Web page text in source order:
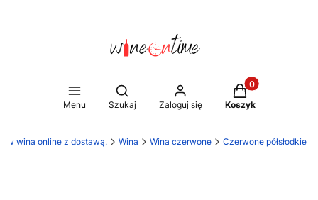
Menu
Otwórz wyszukiwarkę
Szukaj Zaloguj się
Produkty w
Koszyk
wina online z dostawą. Wina Wina czerwone Czerwone półsłodkie